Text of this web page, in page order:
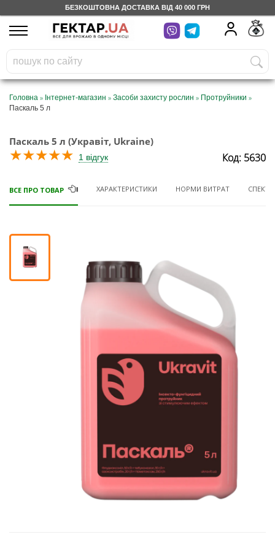
БЕЗКОШТОВНА ДОСТАВКА ВІД 40 000 ГРН
UA
На вашому
бонусному рахунку
грн
Безкоштовно по Україні
Категорії
Щоденник
Відгуки
Головна » Інтернет-магазин » Засоби захисту рослин » Протруйники »
Паскаль 5 л
Паскаль 5 л (Укравіт, Ukraine)
★★★★★ 1 відгук Код: 5630
ВСЕ ПРО ТОВАР ХАРАКТЕРИСТИКИ НОРМИ ВИТРАТ СПЕКТР